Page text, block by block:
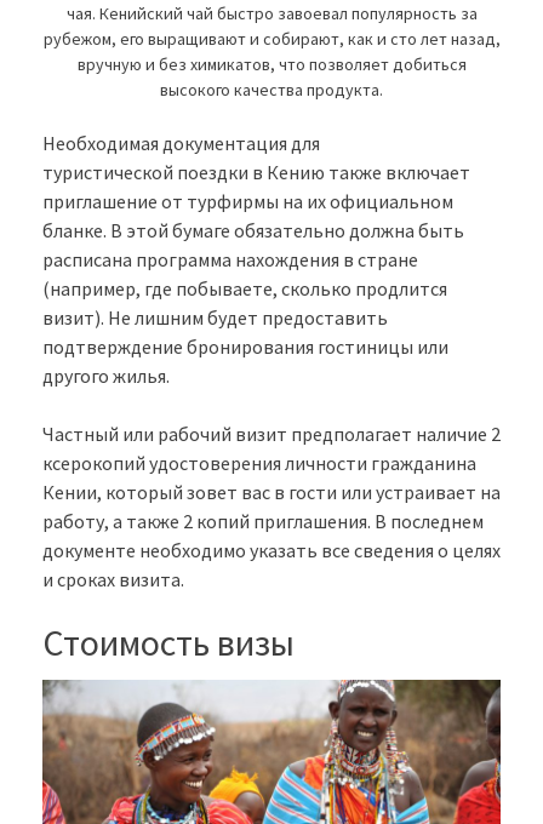
чая. Кенийский чай быстро завоевал популярность за
рубежом, его выращивают и собирают, как и сто лет назад,
вручную и без химикатов, что позволяет добиться
высокого качества продукта.
Необходимая документация для
туристической поездки в Кению также включает
приглашение от турфирмы на их официальном
бланке. В этой бумаге обязательно должна быть
расписана программа нахождения в стране
(например, где побываете, сколько продлится
визит). Не лишним будет предоставить
подтверждение бронирования гостиницы или
другого жилья.
Частный или рабочий визит предполагает наличие 2
ксерокопий удостоверения личности гражданина
Кении, который зовет вас в гости или устраивает на
работу, а также 2 копий приглашения. В последнем
документе необходимо указать все сведения о целях
и сроках визита.
Стоимость визы